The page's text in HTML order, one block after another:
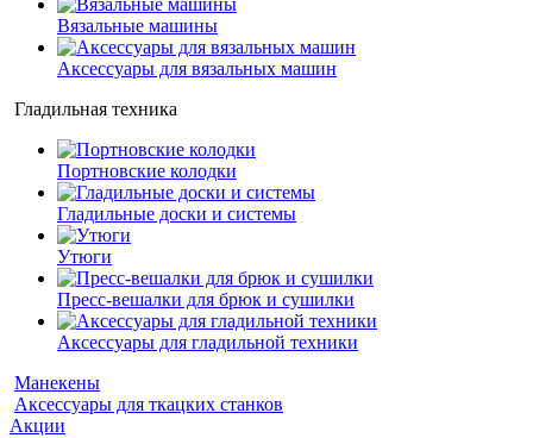
Вязальные машины
Аксессуары для вязальных машин
Гладильная техника
Портновские колодки
Гладильные доски и системы
Утюги
Пресс-вешалки для брюк и сушилки
Аксессуары для гладильной техники
Манекены
Аксессуары для ткацких станков
Акции